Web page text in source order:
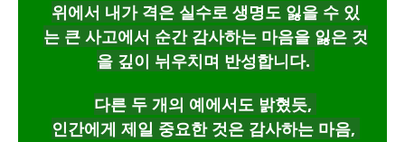
위에서 내가 격은 실수로 생명도 잃을 수 있
는 큰 사고에서 순간 감사하는 마음을 잃은 것
을 깊이 뉘우치며 반성합니다.
다른 두 개의 예에서도 밝혔듯,
인간에게 제일 중요한 것은 감사하는 마음,